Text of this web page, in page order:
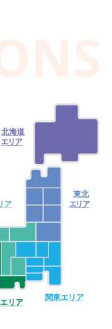
東北
エリア
関東エリア
リア
ア
北海道
エリア